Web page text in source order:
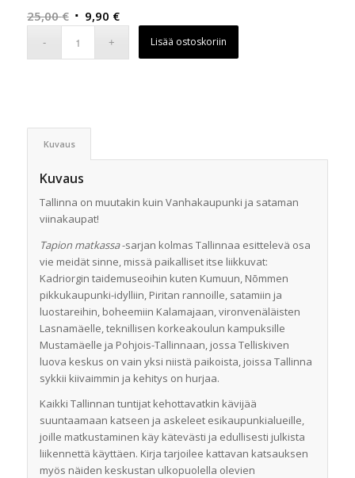
25,00€ Alkuperäinen
9,90 €Nykyinen
Lisää ostoskoriin
Kuvaus
Kuvaus
Tallinna on muutakin kuin Vanhakaupunki ja sataman
viinakaupat!
Tapion matkassa-sarjan kolmas Tallinnaa esittelevä osa
vie meidät sinne, missä paikalliset itse liikkuvat:
Kadriorgin taidemuseoihin kuten Kumuun, Nõmmen
pikkukaupunki-idylliin, Piritan rannoille, satamiin ja
luostareihin, boheemiin Kalamajaan, vironvenäläisten
Lasnamäelle, teknillisen korkeakoulun kampuksille
Mustamäelle ja Pohjois-Tallinnaan, jossa Telliskiven
luova keskus on vain yksi niistä paikoista, joissa Tallinna
sykkii kiivaimmin ja kehitys on hurjaa.
Kaikki Tallinnan tuntijat kehottavatkin kävijää
suuntaamaan katseen ja askeleet esikaupunkialueille,
joille matkustaminen käy kätevästi ja edullisesti julkista
liikennettä käyttäen. Kirja tarjoilee kattavan katsauksen
myös näiden keskustan ulkopuolella olevien